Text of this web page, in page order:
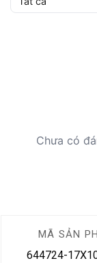
Chưa có
MÃ SẢN
644724-